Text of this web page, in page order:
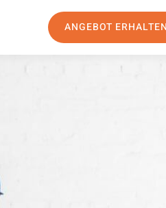
ANGEBOT ERHALTEN